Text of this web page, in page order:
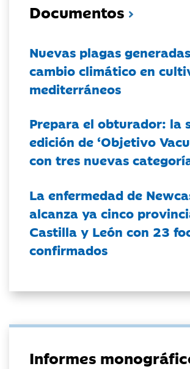
Documentos
Nuevas plagas
cambio climático en
mediterráneos
Prepara el obturador: la
edición de ‘Objetivo
con tres nuevas
La enfermedad de
alcanza ya cinco
Castilla y León con 23
confirmados
Informes